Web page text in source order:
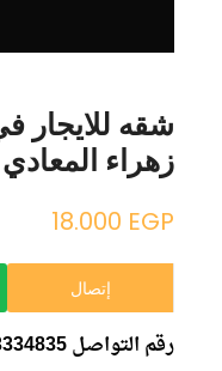
شقه للايجار
زهراء
18.000 EGP
إتصال
رقم التواصل 01143334835